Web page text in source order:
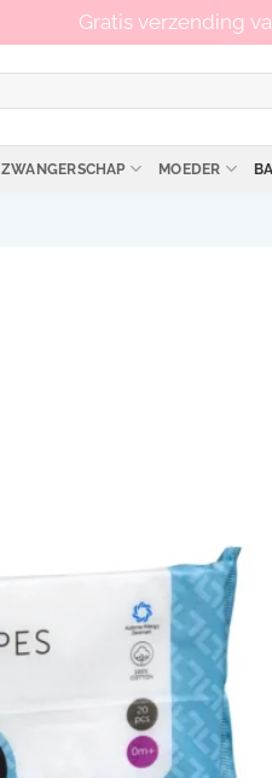
Op werkdagen vóór 15:00
ZWANGERSCHAP MOEDER
Gratis verzending